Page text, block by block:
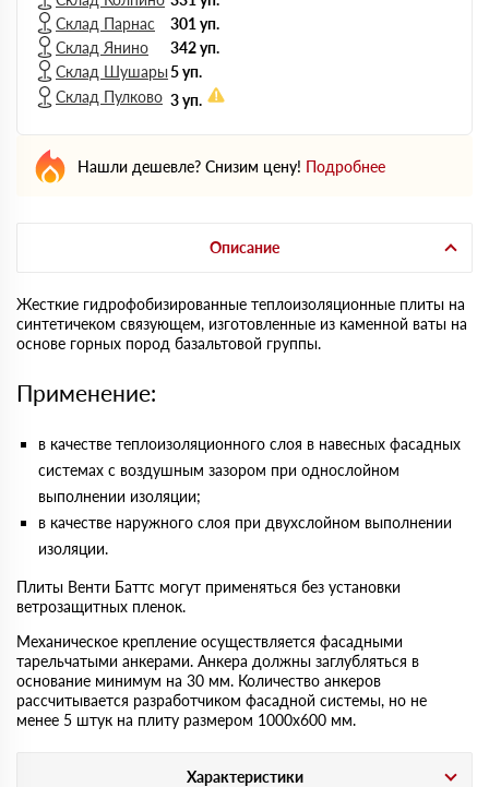
Склад Парнас
301 уп.
Склад Янино
342 уп.
Склад Шушары 5 уп.
Склад Пулково 3 уп.
Нашли дешевле? Снизим цену! Подробнее
Описание
Жесткие гидрофобизированные теплоизоляционные плиты на
синтетичеком связующем, изготовленные из каменной ваты на
основе горных пород базальтовой группы.
Применение:
в качестве теплоизоляционного слоя в навесных фасадных
системах с воздушным зазором при однослойном
выполнении изоляции;
в качестве наружного слоя при двухслойном выполнении
изоляции.
Плиты Венти Баттс могут применяться без установки
ветрозащитных пленок.
Механическое крепление осуществляется фасадными
тарельчатыми анкерами. Анкера должны заглубляться в
основание минимум на 30 мм. Количество анкеров
рассчитывается разработчиком фасадной системы, но не
менее 5 штук на плиту размером 1000х600 мм.
Характеристики